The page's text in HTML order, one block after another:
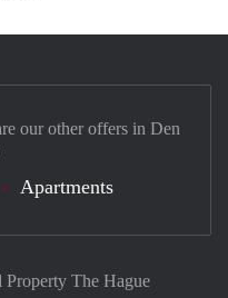
The Hague
our other offers in Den
Apartments